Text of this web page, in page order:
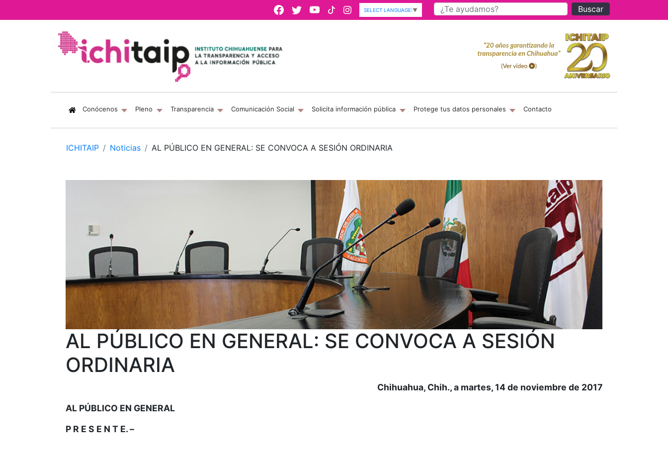
Buscar
SELECT LANGUAGE ▼
Conócenos (current)
Pleno Transparencia Comunicación Social Solicita información pública Protege tus datos personales Contacto
ICHITAIP Noticias AL PÚBLICO EN GENERAL: SE CONVOCA A SESIÓN ORDINARIA
AL PÚBLICO EN GENERAL: SE CONVOCA A SESIÓN
ORDINARIA
Chihuahua, Chih., a martes, 14 de noviembre de 2017
AL PÚBLICO EN GENERAL
P R E S E N T E. –